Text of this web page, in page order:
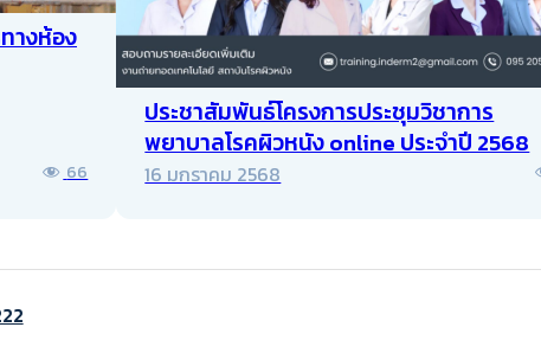
างห้อง
66
ประชาสัมพันธ์โครงการประชุมวิชาการ
พยาบาลโรคผิวหนัง online ประจำปี 2568
16 มกราคม 2568